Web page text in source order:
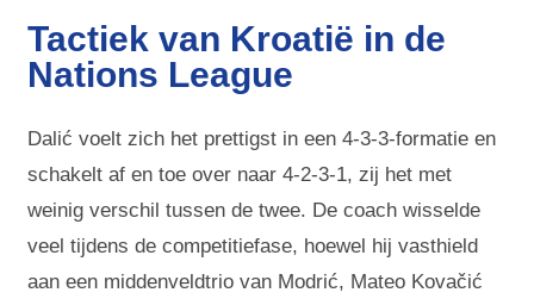
Tactiek van Kroatië in de
Nations League
Dalić voelt zich het prettigst in een 4-3-3-formatie en
schakelt af en toe over naar 4-2-3-1, zij het met
weinig verschil tussen de twee. De coach wisselde
veel tijdens de competitiefase, hoewel hij vasthield
aan een middenveldtrio van Modrić, Mateo Kovačić